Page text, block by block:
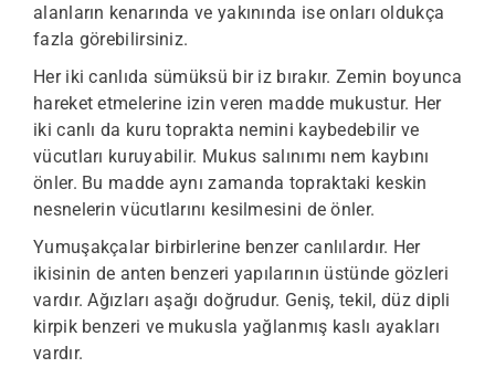
alanların kenarında ve yakınında ise onları oldukça
fazla görebilirsiniz.
Her iki canlıda sümüksü bir iz bırakır. Zemin boyunca
hareket etmelerine izin veren madde mukustur. Her
iki canlı da kuru toprakta nemini kaybedebilir ve
vücutları kuruyabilir. Mukus salınımı nem kaybını
önler. Bu madde aynı zamanda topraktaki keskin
nesnelerin vücutlarını kesilmesini de önler.
Yumuşakçalar birbirlerine benzer canlılardır. Her
ikisinin de anten benzeri yapılarının üstünde gözleri
vardır. Ağızları aşağı doğrudur. Geniş, tekil, düz dipli
kirpik benzeri ve mukusla yağlanmış kaslı ayakları
vardır.